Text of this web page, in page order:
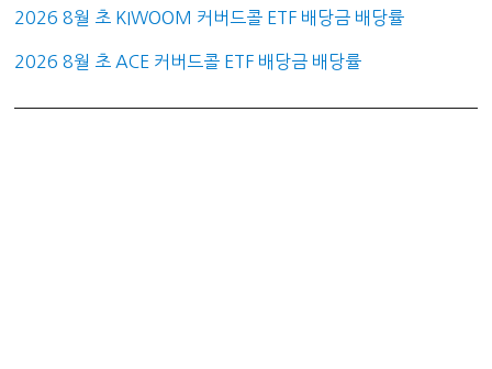
2026 8월 초 KIWOOM 커버드콜 ETF 배당금 배당률
2026 8월 초 ACE 커버드콜 ETF 배당금 배당률